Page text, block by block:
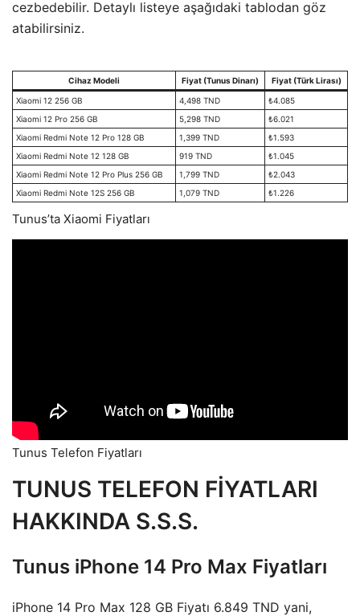
cezbedebilir. Detaylı listeye aşağıdaki tablodan göz
atabilirsiniz.
Cihaz Modeli Fiyat (Tunus Dinarı) Fiyat (Türk Lirası)
Xiaomi 12 256 GB 4,498 TND
₺4.085
Xiaomi 12 Pro 256 GB
5,298 TND
₺6.021
Xiaomi Redmi Note 12 Pro 128 GB
1,399 TND
₺1.593
Xiaomi Redmi Note 12 128 GB
919 TND
₺1.045
Xiaomi Redmi Note 12 Pro Plus 256 GB
1,799 TND
₺2.043
Xiaomi Redmi Note 12S 256 GB
1,079 TND ₺1.226
Tunus’ta Xiaomi Fiyatları
Tunus Telefon Fiyatları
TUNUS TELEFON FİYATLARI
HAKKINDA S.S.S.
Tunus iPhone 14 Pro Max Fiyatları
iPhone 14 Pro Max 128 GB Fiyatı 6.849 TND yani,